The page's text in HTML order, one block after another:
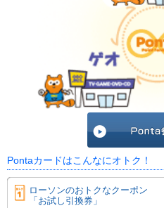
Pontaカードはこんなにオトク！
ローソンのおトクなクーポン
「お試し引換券」